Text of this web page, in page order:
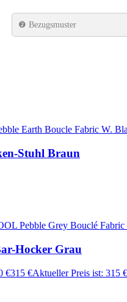
❷ Bezugsmuster
Stuhl Braun
Hocker Grau
€315 €Aktueller Preis ist: 315